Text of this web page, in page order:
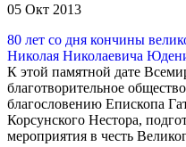
05 Окт 2013
80 лет со дня кончины
Николая Николаевича
К этой памятной дате
благотворительное
благословению Епископа
Корсунского Нестора,
мероприятия в честь